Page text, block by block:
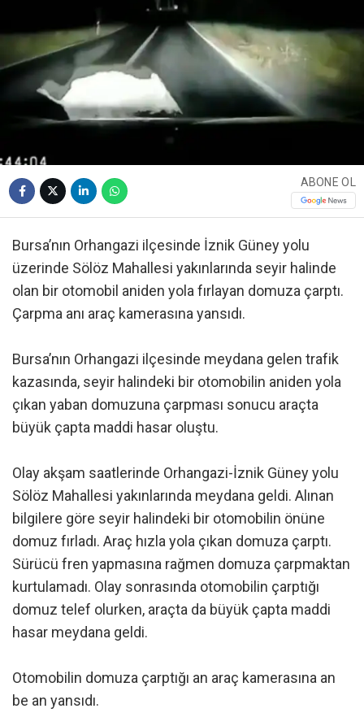
ABONE OL
Bursa’nın Orhangazi ilçesinde İznik Güney yolu
üzerinde Sölöz Mahallesi yakınlarında seyir halinde
olan bir otomobil aniden yola fırlayan domuza çarptı.
Çarpma anı araç kamerasına yansıdı.
Bursa’nın Orhangazi ilçesinde meydana gelen trafik
kazasında, seyir halindeki bir otomobilin aniden yola
çıkan yaban domuzuna çarpması sonucu araçta
büyük çapta maddi hasar oluştu.
Olay akşam saatlerinde Orhangazi-İznik Güney yolu
Sölöz Mahallesi yakınlarında meydana geldi. Alınan
bilgilere göre seyir halindeki bir otomobilin önüne
domuz fırladı. Araç hızla yola çıkan domuza çarptı.
Sürücü fren yapmasına rağmen domuza çarpmaktan
kurtulamadı. Olay sonrasında otomobilin çarptığı
domuz telef olurken, araçta da büyük çapta maddi
hasar meydana geldi.
Otomobilin domuza çarptığı an araç kamerasına an
be an yansıdı.